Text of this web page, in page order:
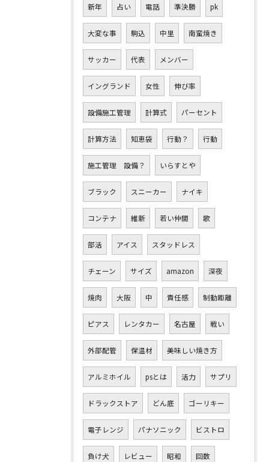
新年 占い 電話 準決勝 pk
大変な事 駒込 中里 南蛮焼き
サッカー 代表 メンバー
イングランド 女性 伸び率
設備施工管理 計算式 パーセント
計算方法 知恵袋 行動？ 行動
施工管理 設備？ いらすとや
ブラック スニーカー ナイキ
コンテナ 維新 若い仲間 歌
部活 アイス スタッドレス
チェーン サイズ amazon 深夜
焼肉 大阪 中 責任感 制動距離
ピアス レンタカー 名古屋 戦い
外部配管 保温材 美味しい焼き方
アルミホイル psとは 活力 サプリ
ドラックストア どん底 ゴーリキー
電子レンジ パナソニック ビストロ
負け犬 レビュー 昭和 回数